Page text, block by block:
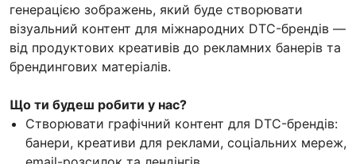
генерацією зображень, який буде створювати
візуальний контент для міжнародних DTC-брендів —
від продуктових креативів до рекламних банерів та
брендингових матеріалів.
Що ти будеш робити у нас?
Створювати графічний контент для DTC-брендів:
банери, креативи для реклами, соціальних мереж,